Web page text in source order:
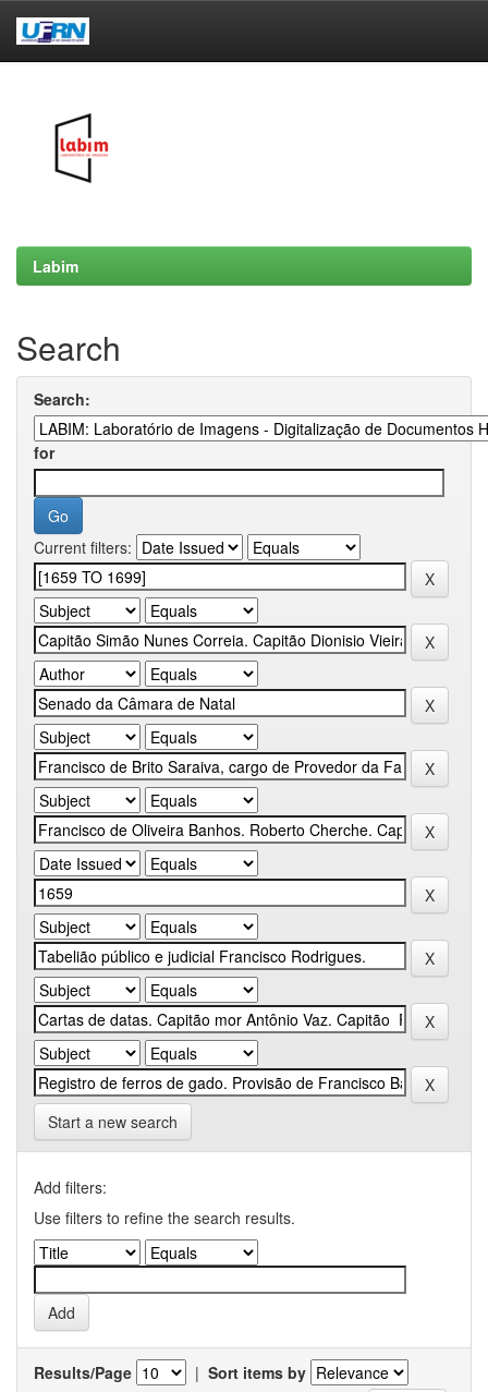
Labim
Search
Search:
for
Current filters:
Start a new search
Add filters:
Use filters to refine the search results.
Results/Page | Sort items by